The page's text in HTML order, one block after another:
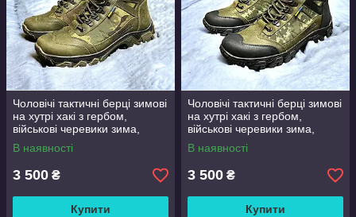
Чоловічі тактичні берці зимові
на хутрі хакі з гербом,
військові черевики зима,
розмір 40 41 42 43 44 45 46
В наявності
3 500 ₴
Купити
Чоловічі тактичні берці зимові
на хутрі хакі з гербом,
військові черевики зима,
розмір 40 41 42 43 44 45 46
В наявності
3 500 ₴
Купити